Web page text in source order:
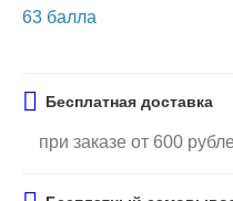
63 балла
Бесплатная доставка
при заказе от 600